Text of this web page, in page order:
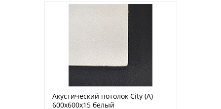
Акустический потолок City (A)
600х600х15 белый